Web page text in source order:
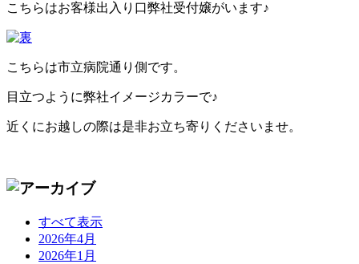
こちらはお客様出入り口弊社受付嬢がいます♪
こちらは市立病院通り側です。
目立つように弊社イメージカラーで♪
近くにお越しの際は是非お立ち寄りくださいませ。
すべて表示
2026年4月
2026年1月